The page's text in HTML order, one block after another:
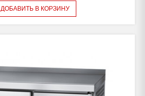
ДОБАВИТЬ В КОРЗИНУ